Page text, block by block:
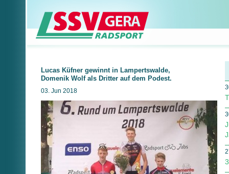
Lucas Küfner gewinnt in Lampertswalde,
Domenik Wolf als Dritter auf dem Podest.
03. Jun 2018